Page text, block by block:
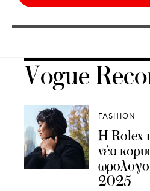
Vogue
FASHION
Η Rolex
νέα
2025